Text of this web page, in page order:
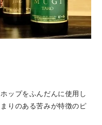
ップをふんだんに使用し
りのある苦みが特徴のピ